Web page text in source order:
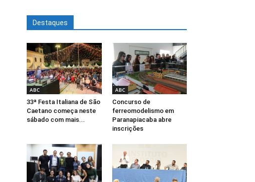
Destaques
ABC
33ª Festa Italiana de São
Caetano começa neste
sábado com mais...
ABC
Concurso de
ferreomodelismo em
Paranapiacaba abre
inscrições